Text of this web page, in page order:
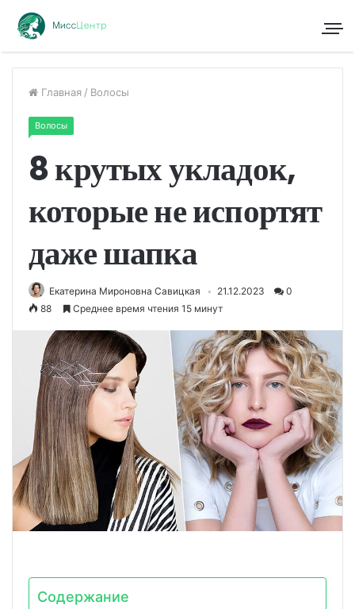
Главная / Волосы
Волосы
8 крутых укладок,
которые не испортят
даже шапка
Екатерина Мироновна Савицкая 21.12.2023
0
88
Среднее время чтения 15 минут
Содержание